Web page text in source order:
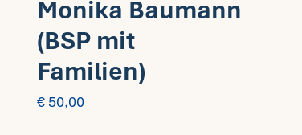
Monika Baumann
(BSP mit
Familien)
€ 50,00